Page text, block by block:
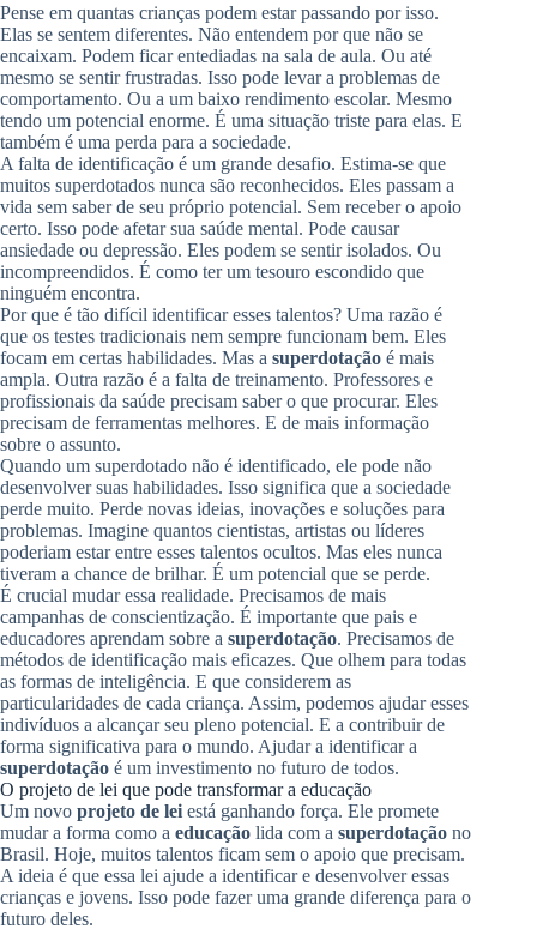
Pense em quantas crianças podem estar passando por isso.
Elas se sentem diferentes. Não entendem por que não se
encaixam. Podem ficar entediadas na sala de aula. Ou até
mesmo se sentir frustradas. Isso pode levar a problemas de
comportamento. Ou a um baixo rendimento escolar. Mesmo
tendo um potencial enorme. É uma situação triste para elas. E
também é uma perda para a sociedade.
A falta de identificação é um grande desafio. Estima-se que
muitos superdotados nunca são reconhecidos. Eles passam a
vida sem saber de seu próprio potencial. Sem receber o apoio
certo. Isso pode afetar sua saúde mental. Pode causar
ansiedade ou depressão. Eles podem se sentir isolados. Ou
incompreendidos. É como ter um tesouro escondido que
ninguém encontra.
Por que é tão difícil identificar esses talentos? Uma razão é
que os testes tradicionais nem sempre funcionam bem. Eles
focam em certas habilidades. Mas a superdotação é mais
ampla. Outra razão é a falta de treinamento. Professores e
profissionais da saúde precisam saber o que procurar. Eles
precisam de ferramentas melhores. E de mais informação
sobre o assunto.
Quando um superdotado não é identificado, ele pode não
desenvolver suas habilidades. Isso significa que a sociedade
perde muito. Perde novas ideias, inovações e soluções para
problemas. Imagine quantos cientistas, artistas ou líderes
poderiam estar entre esses talentos ocultos. Mas eles nunca
tiveram a chance de brilhar. É um potencial que se perde.
É crucial mudar essa realidade. Precisamos de mais
campanhas de conscientização. É importante que pais e
educadores aprendam sobre a superdotação. Precisamos de
métodos de identificação mais eficazes. Que olhem para todas
as formas de inteligência. E que considerem as
particularidades de cada criança. Assim, podemos ajudar esses
indivíduos a alcançar seu pleno potencial. E a contribuir de
forma significativa para o mundo. Ajudar a identificar a
superdotação é um investimento no futuro de todos.
O projeto de lei que pode transformar a educação
Um novo projeto de lei está ganhando força. Ele promete
mudar a forma como a educação lida com a superdotação no
Brasil. Hoje, muitos talentos ficam sem o apoio que precisam.
A ideia é que essa lei ajude a identificar e desenvolver essas
crianças e jovens. Isso pode fazer uma grande diferença para o
futuro deles.